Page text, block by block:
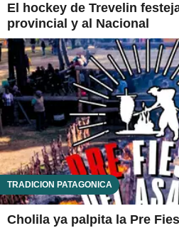
El hockey de Trevelin
provincial y al Nacional
TRADICIÓN PATAGÓNICA
Cholila ya palpita la Pre